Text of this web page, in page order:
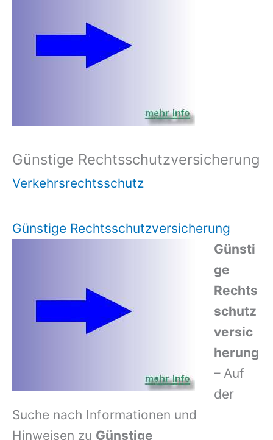
Günstige Rechtsschutzversicherung
Verkehrsrechtsschutz
Günstige Rechtsschutzversicherung
Günsti
ge
Rechts
schutz
versic
herung
– Auf
der
Suche nach Informationen und
Hinweisen zu Günstige